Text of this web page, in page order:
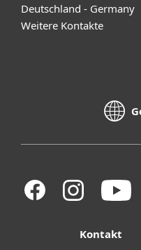
Deutschland - Germany
Weitere Kontakte
Kontakt